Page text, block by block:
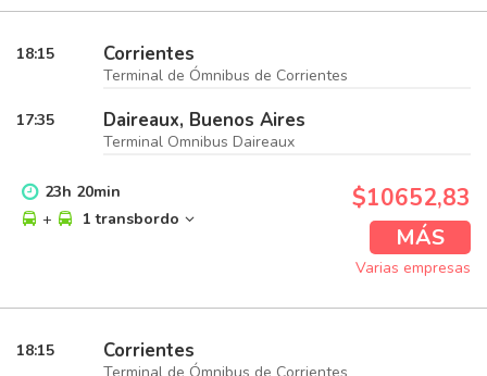
18:15 Corrientes
Terminal de Ómnibus de Corrientes
17:35 Daireaux, Buenos Aires
Terminal Omnibus Daireaux
23h 20min
+
1 transbordo
$10652,83
MÁS
Varias empresas
18:15 Corrientes